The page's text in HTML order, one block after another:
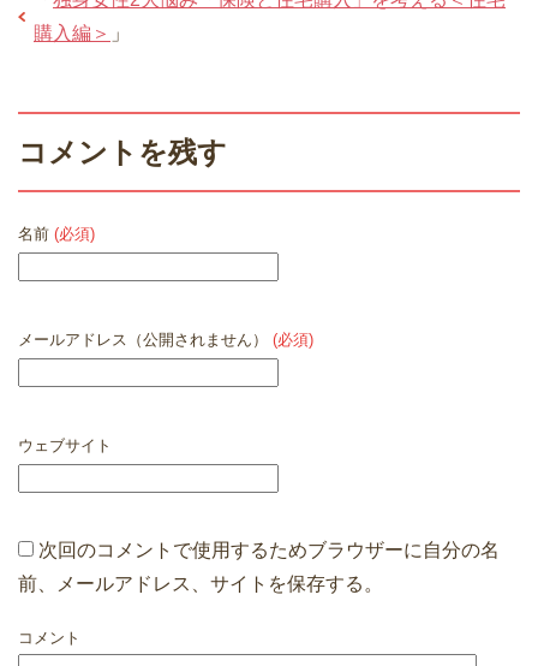
購入編＞ 」
コメントを残す
名前 (必須)
メールアドレス（公開されません） (必須)
ウェブサイト
次回のコメントで使用するためブラウザーに自分の名
前、メールアドレス、サイトを保存する。
コメント